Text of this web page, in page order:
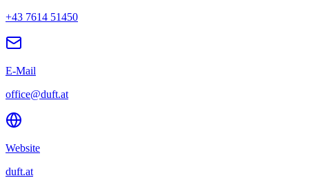
+43 7614 51450
E-Mail
office@duft.at
Website
duft.at